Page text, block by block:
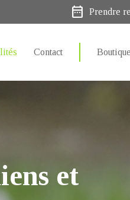
date_range Prendre
Contact Boutique
et